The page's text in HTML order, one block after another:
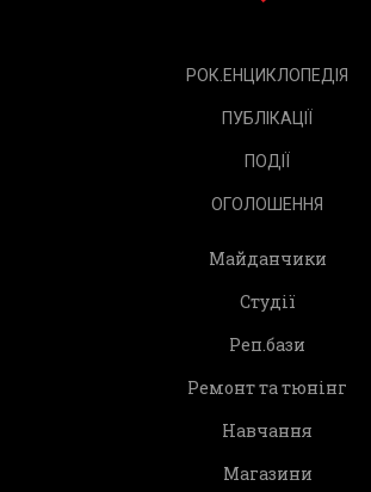
РОК.ЕНЦИКЛОПЕДІЯ
ПУБЛІКАЦІЇ
ПОДІЇ
ОГОЛОШЕННЯ
Майданчики
Студії
Реп.бази
Ремонт та тюнінг
Навчання
Магазини